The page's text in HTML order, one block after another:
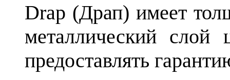
Drap (Драп) имеет
металлический слой
предоставлять